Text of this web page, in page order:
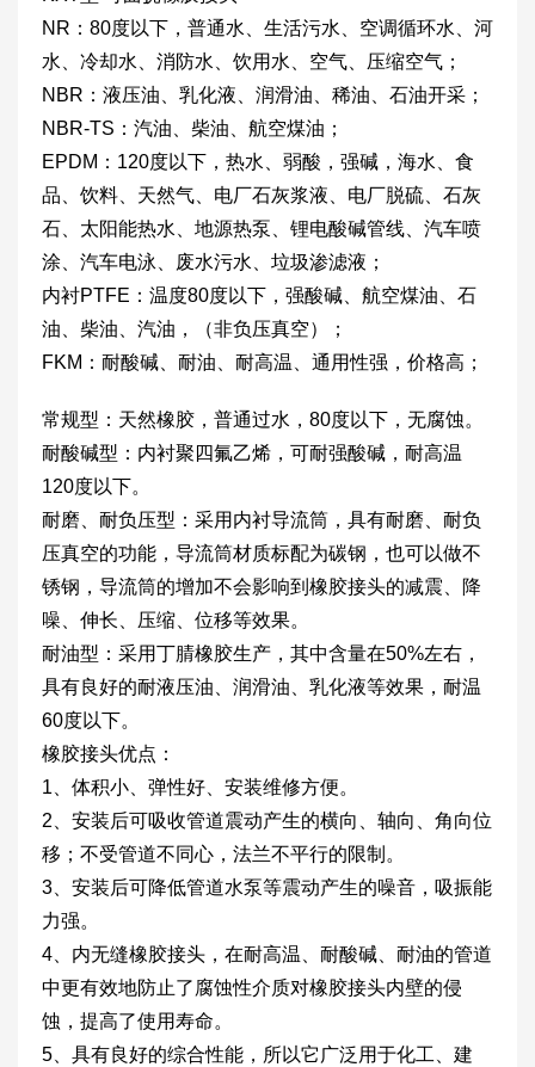
NR：80度以下，普通水、生活污水、空调循环水、河
水、冷却水、消防水、饮用水、空气、压缩空气；
NBR：液压油、乳化液、润滑油、稀油、石油开采；
NBR-TS：汽油、柴油、航空煤油；
EPDM：120度以下，热水、弱酸，强碱，海水、食
品、饮料、天然气、电厂石灰浆液、电厂脱硫、石灰
石、太阳能热水、地源热泵、锂电酸碱管线、汽车喷
涂、汽车电泳、废水污水、垃圾渗滤液；
内衬PTFE：温度80度以下，强酸碱、航空煤油、石
油、柴油、汽油，（非负压真空）；
FKM：耐酸碱、耐油、耐高温、通用性强，价格高；
常规型：天然橡胶，普通过水，80度以下，无腐蚀。
耐酸碱型：内衬聚四氟乙烯，可耐强酸碱，耐高温
120度以下。
耐磨、耐负压型：采用内衬导流筒，具有耐磨、耐负
压真空的功能，导流筒材质标配为碳钢，也可以做不
锈钢，导流筒的增加不会影响到橡胶接头的减震、降
噪、伸长、压缩、位移等效果。
耐油型：采用丁腈橡胶生产，其中含量在50%左右，
具有良好的耐液压油、润滑油、乳化液等效果，耐温
60度以下。
橡胶接头优点：
1、体积小、弹性好、安装维修方便。
2、安装后可吸收管道震动产生的横向、轴向、角向位
移；不受管道不同心，法兰不平行的限制。
3、安装后可降低管道水泵等震动产生的噪音，吸振能
力强。
4、内无缝橡胶接头，在耐高温、耐酸碱、耐油的管道
中更有效地防止了腐蚀性介质对橡胶接头内壁的侵
蚀，提高了使用寿命。
5、具有良好的综合性能，所以它广泛用于化工、建